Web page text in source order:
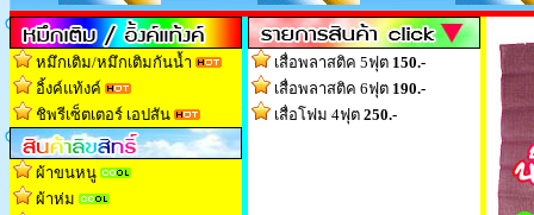
หมึกเติม/หมึกเติมกันน้ำ
อิ้งค์แท้งค์
ชิพรีเซ็ตเตอร์ เอปสัน
ผ้าขนหนู
ผ้าห่ม
เสื่อพลาสติค 5ฟุต 150.-
เสื่อพลาสติค 6ฟุต 190.-
เสื่อโฟม 4ฟุต 250.-